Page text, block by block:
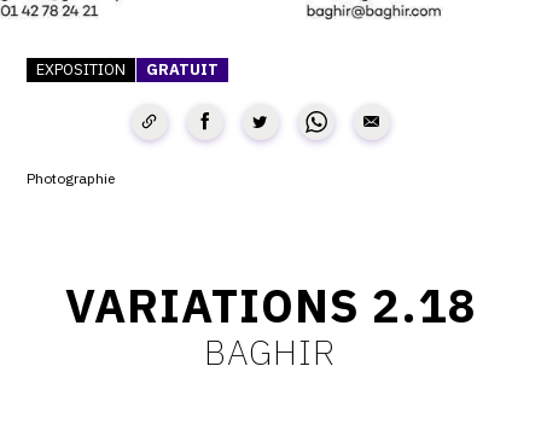
À PROPOS D'OAM
CONTACT
INSTAGRAM
FACEBOOK
EXPOSITION GRATUIT
Photographie
VARIATIONS 2.18
BAGHIR